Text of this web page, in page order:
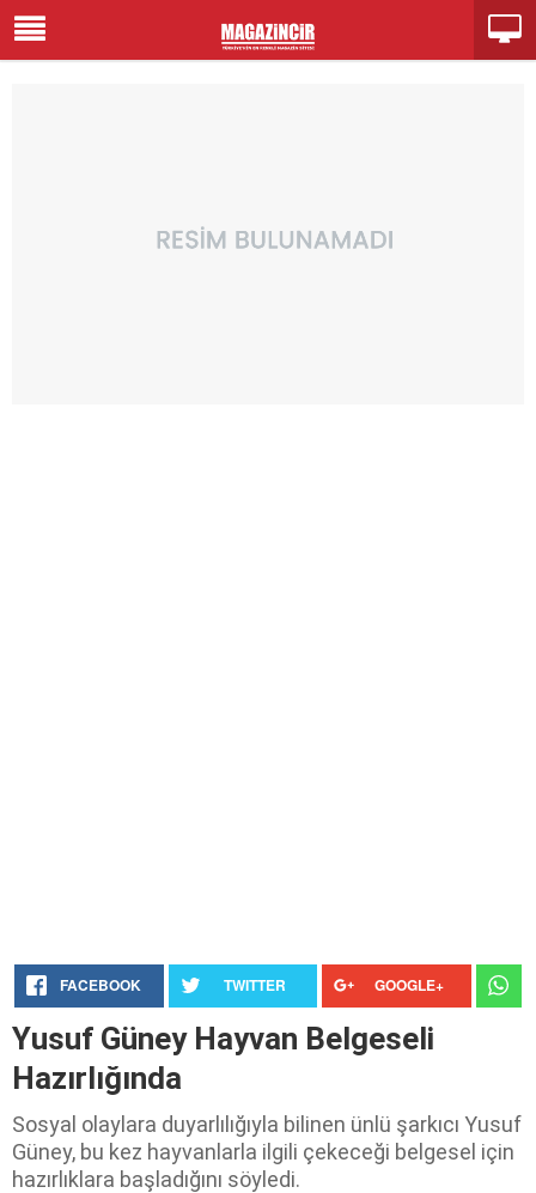
FACEBOOK TWITTER GOOGLE+
Yusuf Güney Hayvan Belgeseli
Hazırlığında
Sosyal olaylara duyarlılığıyla bilinen ünlü şarkıcı Yusuf
Güney, bu kez hayvanlarla ilgili çekeceği belgesel için
hazırlıklara başladığını söyledi.